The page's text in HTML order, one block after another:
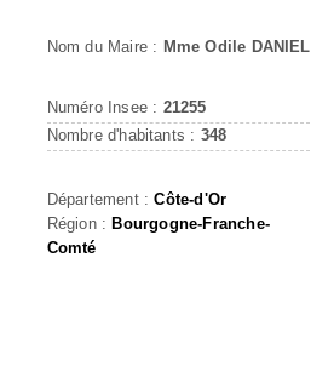
Nom du Maire : Mme Odile DANIEL
Numéro Insee : 21255
Nombre d'habitants : 348
Département :Côte-d'Or
Région : Bourgogne-Franche-
Comté